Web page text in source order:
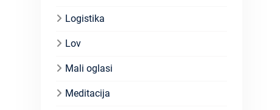
Logistika
Lov
Mali oglasi
Meditacija